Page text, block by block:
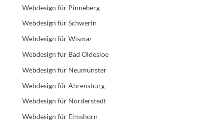
Webdesign für Pinneberg
Webdesign für Schwerin
Webdesign für Wismar
Webdesign für Bad Oldesloe
Webdesign für Neumünster
Webdesign für Ahrensburg
Webdesign für Norderstedt
Webdesign für Elmshorn